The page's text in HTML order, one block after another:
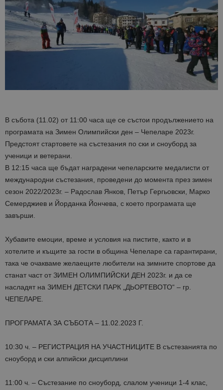
В събота (11.02) от 11:00 часа ще се състои продължението на
програмата на Зимен Олимпийски ден – Чепеларе 2023г.
Предстоят стартовете на състезания по ски и сноуборд за
ученици и ветерани.
В 12:15 часа ще бъдат наградени чепеларските медалисти от
международни състезания, проведени до момента през зимен
сезон 2022/2023г. – Радослав Янков, Петър Гергьовски, Марко
Семерджиев и Йорданка Йончева, с което програмата ще
завърши.
Хубавите емоции, време и условия на пистите, както и в
хотелите и къщите за гости в община Чепеларе са гарантирани,
така че очакваме желаещите любители на зимните спортове да
станат част от ЗИМЕН ОЛИМПИЙСКИ ДЕН 2023г. и да се
насладят на ЗИМЕН ДЕТСКИ ПАРК „ДЬОРТЕВОТО“ – гр.
ЧЕПЕЛАРЕ.
ПРОГРАМАТА ЗА СЪБОТА – 11.02.2023 Г.
10:30 ч. – РЕГИСТРАЦИЯ НА УЧАСТНИЦИТЕ В състезанията по
сноуборд и ски алпийски дисциплини
11:00 ч. – Състезание по сноуборд, слалом ученици 1-4 клас,